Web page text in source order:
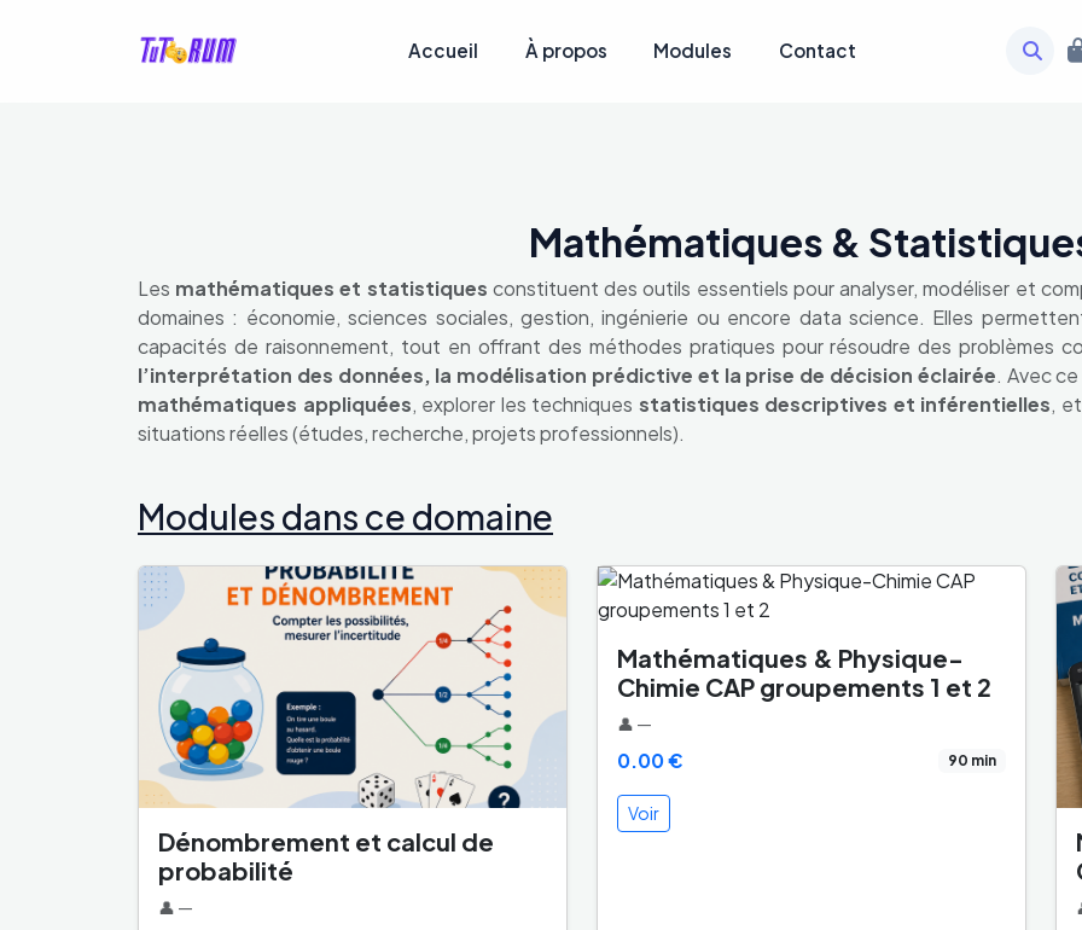
Accueil À propos Modules Contact
Mathématiques &
Les mathématiques et statistiques constituent des outils essentiels pour analyser, modéliser et
domaines : économie, sciences sociales, gestion, ingénierie ou encore data science. Elles
capacités de raisonnement, tout en offrant des méthodes pratiques pour résoudre des problèmes
l’interprétation des données, la modélisation prédictive et la prise de décision éclairée. Avec
mathématiques appliquées, explorer les techniques statistiques descriptives et inférentielles,
situations réelles (études, recherche, projets professionnels).
Modules dans ce domaine
Dénombrement et calcul de
probabilité
👤 —
Mathématiques & Physique-
Chimie CAP groupements 1 et 2
👤 —
0.00 € 90 min
Voir